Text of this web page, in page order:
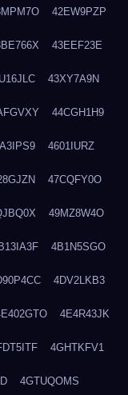
42EW9PZP
43EEF23E
43XY7A9N
44CGH1H9
4601IURZ
47CQFY0O
49MZ8W4O
4B1N5SGO
4DV2LKB3
4E4R43JK
4GHTKFV1
4GTUQOMS